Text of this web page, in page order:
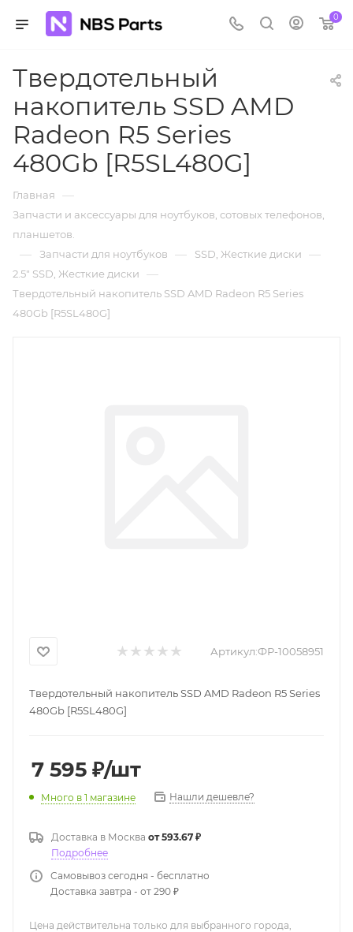
0
Твердотельный
накопитель SSD AMD
Radeon R5 Series
480Gb [R5SL480G]
Главная —
Запчасти и аксессуары для ноутбуков, сотовых телефонов,
планшетов.
— Запчасти для ноутбуков — SSD, Жесткие диски —
2.5" SSD, Жесткие диски —
Твердотельный накопитель SSD AMD Radeon R5 Series
480Gb [R5SL480G]
Артикул:ФР-10058951
Твердотельный накопитель SSD AMD Radeon R5 Series
480Gb [R5SL480G]
7 595 ₽/шт
Много в 1 магазине Нашли дешевле?
Доставка в Москва от 593.67 ₽
Подробнее
Самовывоз сегодня - бесплатно
Доставка завтра - от 290 ₽
Цена действительна только для выбранного города,